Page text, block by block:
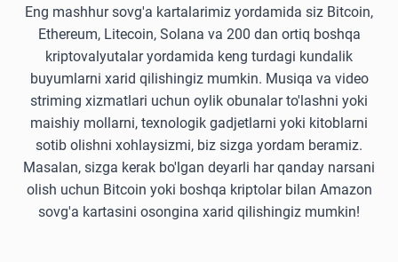
Eng mashhur sovg'a kartalarimiz yordamida siz Bitcoin,
Ethereum, Litecoin, Solana va 200 dan ortiq boshqa
kriptovalyutalar yordamida keng turdagi kundalik
buyumlarni xarid qilishingiz mumkin. Musiqa va video
striming xizmatlari uchun oylik obunalar to'lashni yoki
maishiy mollarni, texnologik gadjetlarni yoki kitoblarni
sotib olishni xohlaysizmi, biz sizga yordam beramiz.
Masalan, sizga kerak bo'lgan deyarli har qanday narsani
olish uchun Bitcoin yoki boshqa kriptolar bilan Amazon
sovg'a kartasini osongina xarid qilishingiz mumkin!